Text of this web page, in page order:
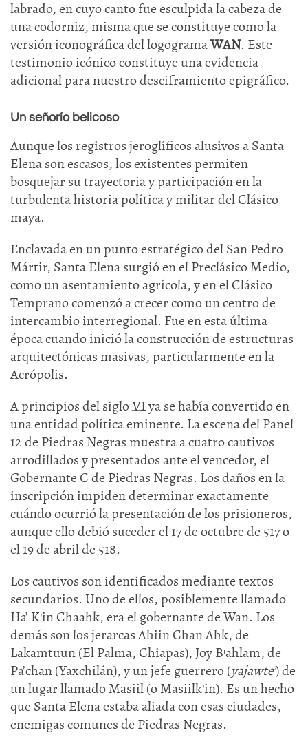
labrado, en cuyo canto fue esculpida la cabeza de
una codorniz, misma que se constituye como la
versión iconográfica del logogramaWAN. Este
testimonio icónico constituye una evidencia
adicional para nuestro desciframiento epigráfico.
Un señorío belicoso
Aunque los registros jeroglíficos alusivos a Santa
Elena son escasos, los existentes permiten
bosquejar su trayectoria y participación en la
turbulenta historia política y militar del Clásico
maya.
Enclavada en un punto estratégico del San Pedro
Mártir, Santa Elena surgió en el Preclásico Medio,
como un asentamiento agrícola, y en el Clásico
Temprano comenzó a crecer como un centro de
intercambio interregional. Fue en esta última
época cuando inició la construcción de estructuras
arquitectónicas masivas, particularmente en la
Acrópolis.
A principios del siglo VI ya se había convertido en
una entidad política eminente. La escena del Panel
12 de Piedras Negras muestra a cuatro cautivos
arrodillados y presentados ante el vencedor, el
Gobernante C de Piedras Negras. Los daños en la
inscripción impiden determinar exactamente
cuándo ocurrió la presentación de los prisioneros,
aunque ello debió suceder el 17 de octubre de 517 o
el 19 de abril de 518.
Los cautivos son identificados mediante textos
secundarios. Uno de ellos, posiblemente llamado
Ha’ K’in Chaahk, era el gobernante de Wan. Los
demás son los jerarcas Ahiin Chan Ahk, de
Lakamtuun (El Palma, Chiapas), Joy B’ahlam, de
Pa’chan (Yaxchilán), y un jefe guerrero (yajawte’) de
un lugar llamado Masiil (o Masiilk’in). Es un hecho
que Santa Elena estaba aliada con esas ciudades,
enemigas comunes de Piedras Negras.